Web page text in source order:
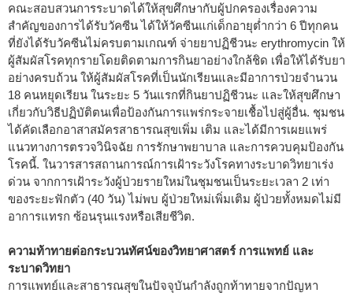
คณะสอบสวนการระบาดได้ให้สุขศึกษากับผู้ปกครองเรื่องความ
สำคัญของการได้รับวัคซีน ได้ให้วัคซีนแก่เด็กอายุต่ำกว่า 6 ปีทุกคน
ที่ยังได้รับวัคซีนไม่ครบตามเกณฑ์ จ่ายยาปฏิชีวนะ erythromycin ให้
ผู้สัมผัสโรคทุกรายโดยติดตามการกินยาอย่างใกล้ชิด เพื่อให้ได้รับยา
อย่างครบถ้วน ให้ผู้สัมผัสโรคที่เป็นนักเรียนและมีอาการป่วยจำนวน
18 คนหยุดเรียน ในระยะ 5 วันแรกที่กินยาปฏิชีวนะ และให้สุขศึกษา
เกี่ยวกับวิธีปฏิบัติตนเพื่อป้องกันการแพร่กระจายเชื้อไปสู่ผู้อื่น. ชุมชน
ได้คัดเลือกอาสาสมัครสาธารณสุขเพิ่ม เติม และได้มีการเผยแพร่
แนวทางการตรวจวินิจฉัย การรักษาพยาบาล และการควบคุมป้องกัน
โรคนี้. ในวารสารสถานการณ์การเฝ้าระวังโรคทางระบาดวิทยาเร่ง
ด่วน จากการเฝ้าระวังผู้ป่วยรายใหม่ในชุมชนเป็นระยะเวลา 2 เท่า
ของระยะฟักตัว (40 วัน) ไม่พบ ผู้ป่วยใหม่เพิ่มเติม ผู้ป่วยทั้งหมดไม่มี
อาการแทรก ซ้อนรุนแรงหรือเสียชีวิต.
ความท้าทายต่อกระบวนทัศน์ของวิทยาศาสตร์ การแพทย์ และ
ระบาดวิทยา
การแพทย์และสาธารณสุขในปัจจุบันกำลังถูกท้าทายจากปัญหา